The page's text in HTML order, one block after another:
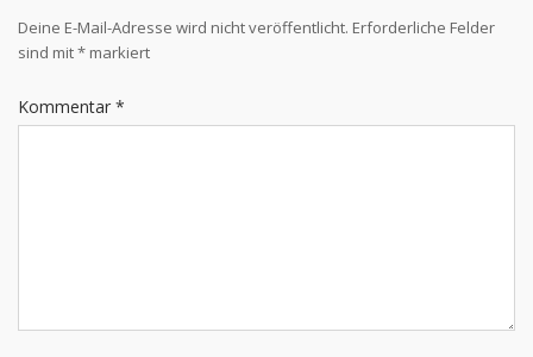
Deine E-Mail-Adresse wird nicht veröffentlicht. Erforderliche Felder
sind mit* markiert
Kommentar *